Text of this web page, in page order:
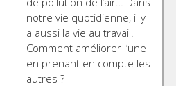
notre vie quotidienne, il y
a aussi la vie au travail.
Comment améliorer l’une
en prenant en compte les
autres ?